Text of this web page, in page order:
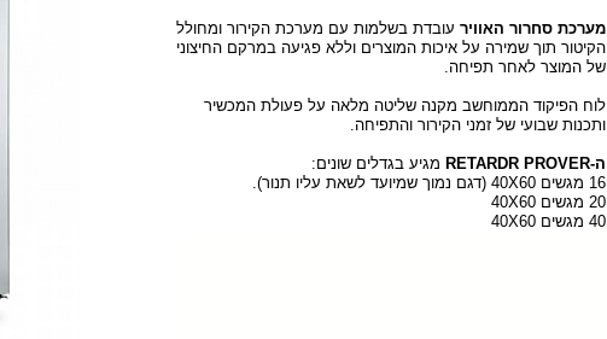
מערכת סחרור האוויר עובדת בשלמות עם מערכת הקירור ומחולל
הקיטור תוך שמירה על איכות המוצרים וללא פגיעה במרקם החיצוני
של המוצר לאחר תפיחה.
לוח הפיקוד הממוחשב מקנה שליטה מלאה על פעולת המכשיר
ותכנות שבועי של זמני הקירור והתפיחה.
ה-RETARDR PROVER
מגיע בגדלים שונים:
16 מגשים 40X60 (דגם נמוך שמיועד לשאת עליו תנור).
20 מגשים 40X60
40 מגשים 40X60